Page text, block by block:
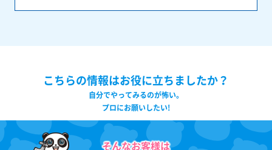
こちらの情報はお役に立ちましたか？
自分でやってみるのが怖い。
プロにお願いしたい!
そんなお客様は